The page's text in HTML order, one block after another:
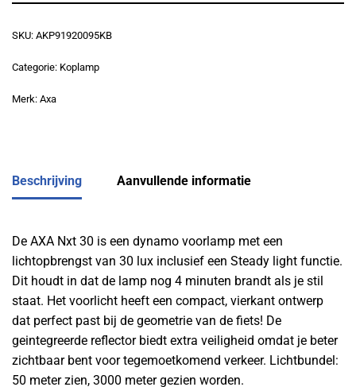
SKU: AKP91920095KB
Categorie: Koplamp
Merk: Axa
Beschrijving Aanvullende informatie
De AXA Nxt 30 is een dynamo voorlamp met een
lichtopbrengst van 30 lux inclusief een Steady light functie.
Dit houdt in dat de lamp nog 4 minuten brandt als je stil
staat. Het voorlicht heeft een compact, vierkant ontwerp
dat perfect past bij de geometrie van de fiets! De
geintegreerde reflector biedt extra veiligheid omdat je beter
zichtbaar bent voor tegemoetkomend verkeer. Lichtbundel:
50 meter zien, 3000 meter gezien worden.